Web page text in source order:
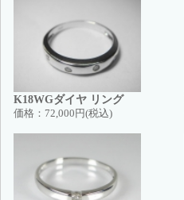
K18WGダイヤ リング
価格： 72,000円(税込)